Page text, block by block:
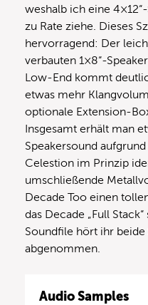
weshalb ich eine
zu Rate ziehe. Dieses
hervorragend: Der
verbauten 1×8“-
Low-End kommt
etwas mehr
optionale Extension-
Insgesamt erhält man
Speakersound
Celestion im Prinzip
umschließende
Decade Too einen
das Decade „Full
Soundfile hört ihr beide
abgenommen.
Audio Samples